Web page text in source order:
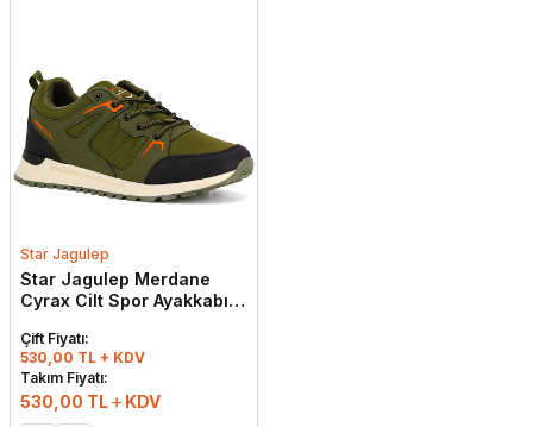
Star Jagulep
Star Jagulep Merdane
Cyrax Cilt Spor Ayakkabı
Çift Fiyatı:
530,00 TL + KDV
Takım Fiyatı:
530,00 TL KDV